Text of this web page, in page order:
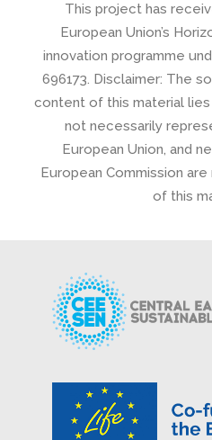
This project has
European Union’s
innovation programme
696173. Disclaimer: The
content of this material
not necessarily
European Union, and
European Commission
of this